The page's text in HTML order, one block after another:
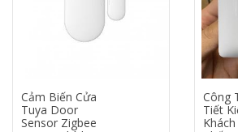
Cửa
Công Tắc Thẻ Từ
Tiết Kiệm Điện Cho
Khách Sạn - Tần Số